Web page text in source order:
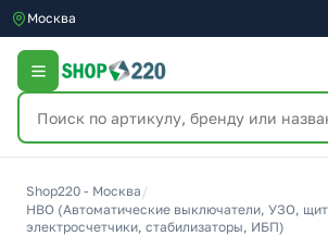
Москва
Shop220 - Москва /
НВО (Автоматические выключатели, УЗО,
электросчетчики, стабилизаторы, ИБП)